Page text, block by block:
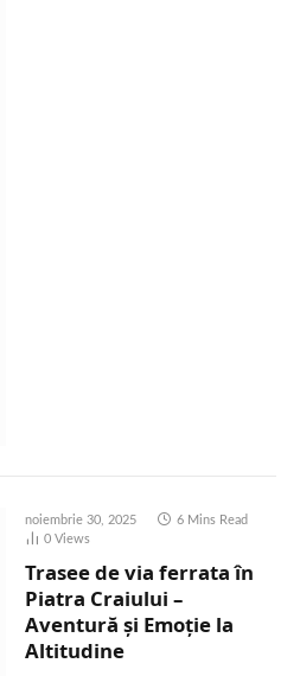
noiembrie 30, 2025
6 Mins Read
0 Views
Trasee de via ferrata în
Piatra Craiului –
Aventură și Emoție la
Altitudine